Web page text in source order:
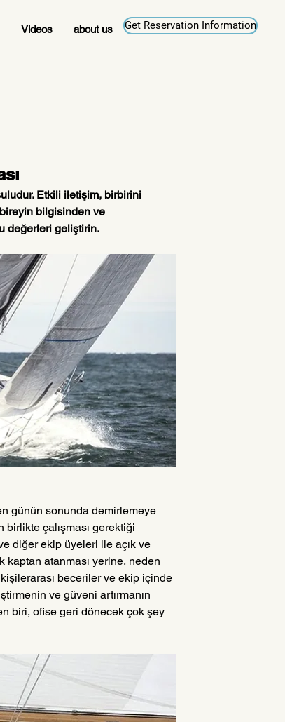
Videos about us Get Reservation Information
Etkili iletişim, birbirini
bilgisinden ve
değerleri geliştirin.
günün sonunda demirlemeye
çalışması gerektiği
diğer ekip üyeleri ile açık ve
atanması yerine, neden
beceriler ve ekip içinde
ve güveni artırmanın
biri, ofise geri dönecek çok şey